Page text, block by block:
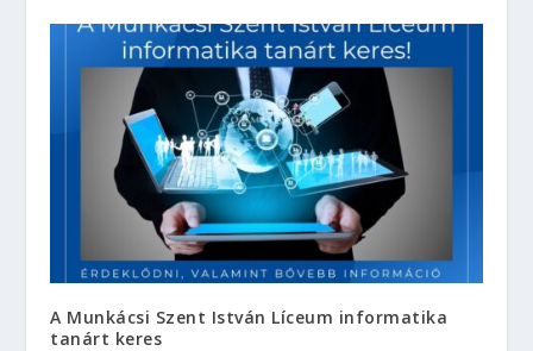
A Munkácsi Szent István Líceum informatika
tanárt keres